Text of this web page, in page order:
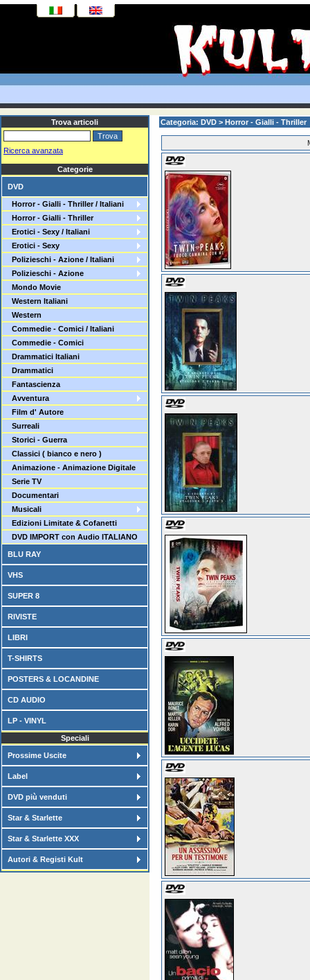
Trova articoli
Ricerca avanzata
Categorie
DVD
Horror - Gialli - Thriller / Italiani
Horror - Gialli - Thriller
Erotici - Sexy / Italiani
Erotici - Sexy
Polizieschi - Azione / Italiani
Polizieschi - Azione
Mondo Movie
Western Italiani
Western
Commedie - Comici / Italiani
Commedie - Comici
Drammatici Italiani
Drammatici
Fantascienza
Avventura
Film d' Autore
Surreali
Storici - Guerra
Classici ( bianco e nero )
Animazione - Animazione Digitale
Serie TV
Documentari
Musicali
Edizioni Limitate & Cofanetti
DVD IMPORT con Audio ITALIANO
BLU RAY
VHS
SUPER 8
RIVISTE
LIBRI
T-SHIRTS
POSTERS & LOCANDINE
CD AUDIO
LP - VINYL
Speciali
Prossime Uscite
Label
DVD più venduti
Star & Starlette
Star & Starlette XXX
Autori & Registi Kult
Categoria: DVD > Horror - Gialli -